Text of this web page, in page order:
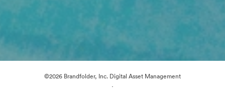
©2026 Brandfolder, Inc. Digital Asset Management
·